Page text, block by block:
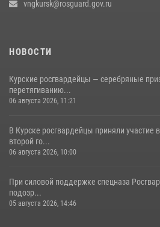
vngkursk@rosguard.gov.ru
НОВОСТИ
Курские росгвардейцы — серебряные
перетягиванию...
06 августа 2026, 11:21
В Курске росгвардейцы приняли участие
второй го...
06 августа 2026, 10:00
При силовой поддержке спецназа
подозр...
05 августа 2026, 14:46